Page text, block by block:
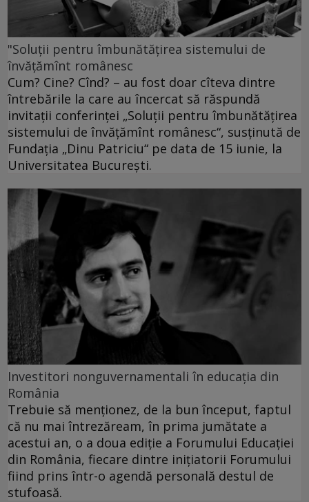
"Soluţii pentru îmbunătăţirea sistemului de
învăţămînt românesc
Cum? Cine? Cînd? – au fost doar cîteva dintre
întrebările la care au încercat să răspundă
invitaţii conferinţei „Soluţii pentru îmbunătăţirea
sistemului de învăţămînt românesc“, susţinută de
Fundaţia „Dinu Patriciu“ pe data de 15 iunie, la
Universitatea Bucureşti.
Investitori nonguvernamentali în educaţia din
România
Trebuie să menţionez, de la bun început, faptul
că nu mai întrezăream, în prima jumătate a
acestui an, o a doua ediţie a Forumului Educaţiei
din România, fiecare dintre iniţiatorii Forumului
fiind prins într-o agendă personală destul de
stufoasă.